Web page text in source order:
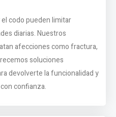
codo pueden limitar
diarias. Nuestros
afecciones como fractura,
soluciones
devolverte la funcionalidad y
confianza.